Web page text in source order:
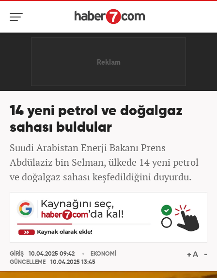
14 yeni petrol ve doğalgaz
sahası buldular
Suudi Arabistan Enerji Bakanı Prens
Abdülaziz bin Selman, ülkede 14 yeni petrol
ve doğalgaz sahası keşfedildiğini duyurdu.
GİRİŞ
10.04.2025 09:42
GÜNCELLEME
10.04.2025 13:45
EKONOMİ